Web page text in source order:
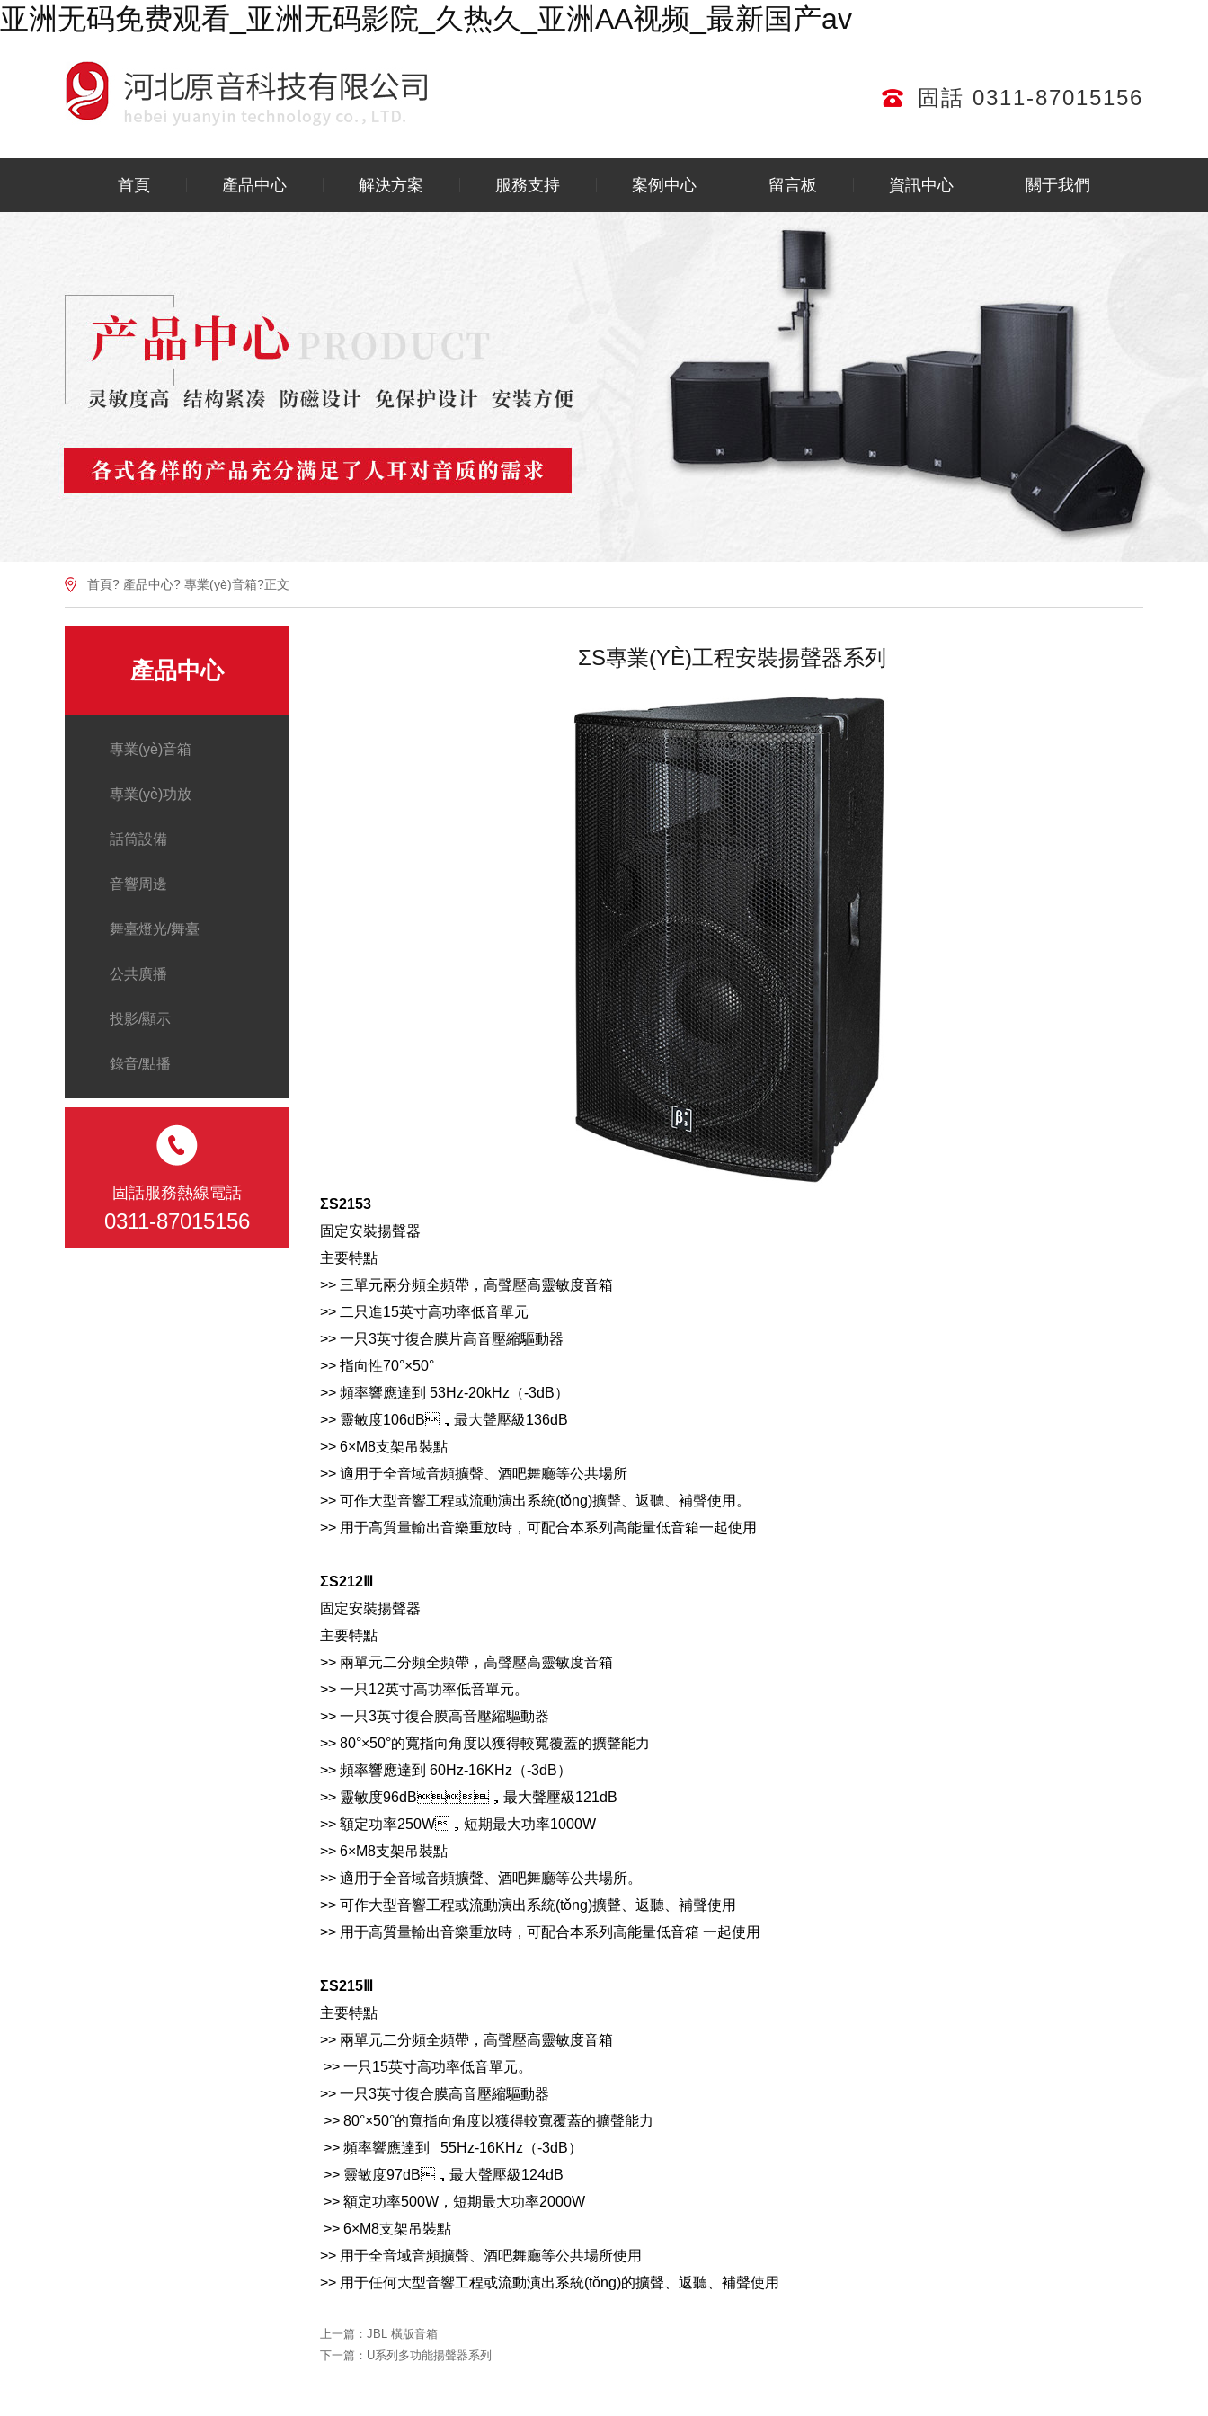
亚洲无码免费观看_亚洲无码影院_久热久_亚洲AA视频_最新国产av
固話 0311-87015156
首頁 產品中心 解決方案 服務支持 案例中心 留言板 資訊中心 關于我們
首頁? 產品中心? 專業(yè)音箱?正文
產品中心
專業(yè)音箱
專業(yè)功放
話筒設備
音響周邊
舞臺燈光/舞臺
公共廣播
投影/顯示
錄音/點播
固話服務熱線電話
0311-87015156
ΣS專業(YÈ)工程安裝揚聲器系列
ΣS2153
固定安裝揚聲器
主要特點
>> 三單元兩分頻全頻帶，高聲壓高靈敏度音箱
>> 二只進15英寸高功率低音單元
>> 一只3英寸復合膜片高音壓縮驅動器
>> 指向性70°×50°
>> 頻率響應達到 53Hz-20kHz（-3dB）
>> 靈敏度106dB，最大聲壓級136dB
>> 6×M8支架吊裝點
>> 適用于全音域音頻擴聲、酒吧舞廳等公共場所
>> 可作大型音響工程或流動演出系統(tǒng)擴聲、返聽、補聲使用。
>> 用于高質量輸出音樂重放時，可配合本系列高能量低音箱一起使用
ΣS212Ⅲ
固定安裝揚聲器
主要特點
>> 兩單元二分頻全頻帶，高聲壓高靈敏度音箱
>> 一只12英寸高功率低音單元。
>> 一只3英寸復合膜高音壓縮驅動器
>> 80°×50°的寬指向角度以獲得較寬覆蓋的擴聲能力
>> 頻率響應達到 60Hz-16KHz（-3dB）
>> 靈敏度96dB，最大聲壓級121dB
>> 額定功率250W，短期最大功率1000W
>> 6×M8支架吊裝點
>> 適用于全音域音頻擴聲、酒吧舞廳等公共場所。
>> 可作大型音響工程或流動演出系統(tǒng)擴聲、返聽、補聲使用
>> 用于高質量輸出音樂重放時，可配合本系列高能量低音箱 一起使用
ΣS215Ⅲ
主要特點
>> 兩單元二分頻全頻帶，高聲壓高靈敏度音箱
>> 一只15英寸高功率低音單元。
>> 一只3英寸復合膜高音壓縮驅動器
>> 80°×50°的寬指向角度以獲得較寬覆蓋的擴聲能力
>> 頻率響應達到 55Hz-16KHz（-3dB）
>> 靈敏度97dB，最大聲壓級124dB
>> 額定功率500W，短期最大功率2000W
>> 6×M8支架吊裝點
>> 用于全音域音頻擴聲、酒吧舞廳等公共場所使用
>> 用于任何大型音響工程或流動演出系統(tǒng)的擴聲、返聽、補聲使用
上一篇： JBL 橫版音箱
下一篇： U系列多功能揚聲器系列